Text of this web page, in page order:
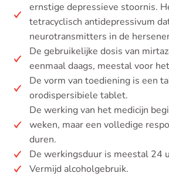
ernstige depressieve stoornis.
tetracyclisch antidepressivum
neurotransmitters in de
De gebruikelijke dosis van
eenmaal daags, meestal voor
De vorm van toediening is een
orodispersibiele tablet.
De werking van het medicijn
weken, maar een volledige
duren.
De werkingsduur is meestal 24
Vermijd alcoholgebruik.